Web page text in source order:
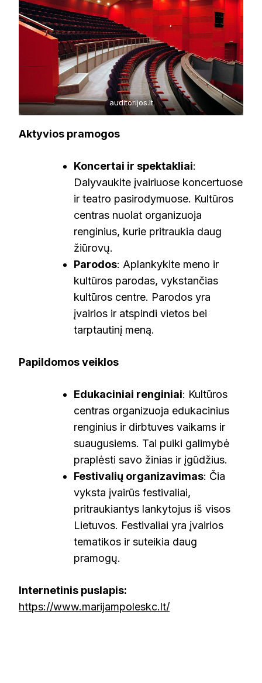
auditorijos.lt
Aktyvios pramogos
Koncertai ir spektakliai:
Dalyvaukite įvairiuose koncertuose
ir teatro pasirodymuose. Kultūros
centras nuolat organizuoja
renginius, kurie pritraukia daug
žiūrovų.
Parodos: Aplankykite meno ir
kultūros parodas, vykstančias
kultūros centre. Parodos yra
įvairios ir atspindi vietos bei
tarptautinį meną.
Papildomos veiklos
Edukaciniai renginiai: Kultūros
centras organizuoja edukacinius
renginius ir dirbtuves vaikams ir
suaugusiems. Tai puiki galimybė
praplėsti savo žinias ir įgūdžius.
Festivalių organizavimas: Čia
vyksta įvairūs festivaliai,
pritraukiantys lankytojus iš visos
Lietuvos. Festivaliai yra įvairios
tematikos ir suteikia daug
pramogų.
Internetinis puslapis:
https://www.marijampoleskc.lt/